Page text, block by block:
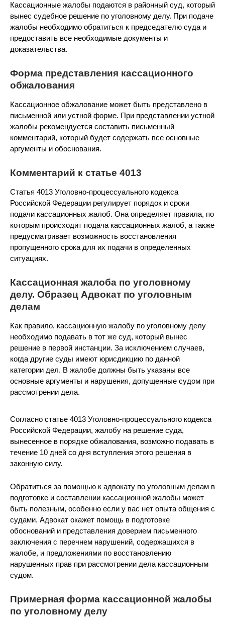
Кассационные жалобы подаются в районный суд, который
вынес судебное решение по уголовному делу. При подаче
жалобы необходимо обратиться к председателю суда и
предоставить все необходимые документы и
доказательства.
Форма представления кассационного
обжалования
Кассационное обжалование может быть представлено в
письменной или устной форме. При представлении устной
жалобы рекомендуется составить письменный
комментарий, который будет содержать все основные
аргументы и обоснования.
Комментарий к статье 4013
Статья 4013 Уголовно-процессуального кодекса
Российской Федерации регулирует порядок и сроки
подачи кассационных жалоб. Она определяет правила, по
которым происходит подача кассационных жалоб, а также
предусматривает возможность восстановления
пропущенного срока для их подачи в определенных
ситуациях.
Кассационная жалоба по уголовному
делу. Образец Адвокат по уголовным
делам
Как правило, кассационную жалобу по уголовному делу
необходимо подавать в тот же суд, который вынес
решение в первой инстанции. За исключением случаев,
когда другие суды имеют юрисдикцию по данной
категории дел. В жалобе должны быть указаны все
основные аргументы и нарушения, допущенные судом при
рассмотрении дела.
Согласно статье 4013 Уголовно-процессуального кодекса
Российской Федерации, жалобу на решение суда,
вынесенное в порядке обжалования, возможно подавать в
течение 10 дней со дня вступления этого решения в
законную силу.
Обратиться за помощью к адвокату по уголовным делам в
подготовке и составлении кассационной жалобы может
быть полезным, особенно если у вас нет опыта общения с
судами. Адвокат окажет помощь в подготовке
обоснований и представления доверием письменного
заключения с перечнем нарушений, содержащихся в
жалобе, и предложениями по восстановлению
нарушенных прав при рассмотрении дела кассационным
судом.
Примерная форма кассационной жалобы
по уголовному делу